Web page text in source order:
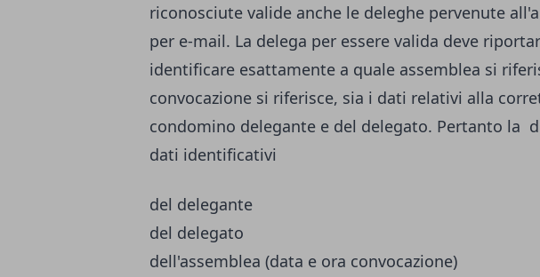
riconosciute valide anche le deleghe pervenute
per e-mail. La delega per essere valida deve
identificare esattamente a quale assemblea si
convocazione si riferisce, sia i dati relativi alla
condomino delegante e del delegato. Pertanto la
dati identificativi
del delegante
del delegato
dell'assemblea (data e ora convocazione)